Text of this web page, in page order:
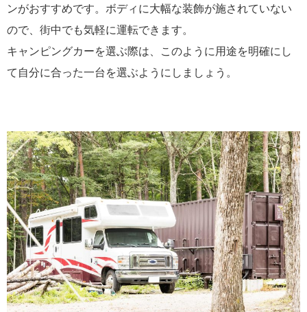
ンがおすすめです。ボディに大幅な装飾が施されていない
ので、街中でも気軽に運転できます。
キャンピングカーを選ぶ際は、このように用途を明確にし
て自分に合った一台を選ぶようにしましょう。